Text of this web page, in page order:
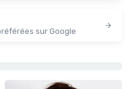
sur Google